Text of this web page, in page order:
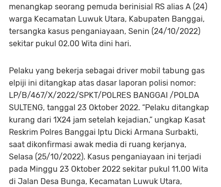
menangkap seorang pemuda berinisial RS alias A (24)
warga Kecamatan Luwuk Utara, Kabupaten Banggai,
tersangka kasus penganiayaan, Senin (24/10/2022)
sekitar pukul 02.00 Wita dini hari.
Pelaku yang bekerja sebagai driver mobil tabung gas
elpiji ini ditangkap atas dasar laporan polisi nomor:
LP/B/467/X/2022/SPKT/POLRES BANGGAI /POLDA
SULTENG, tanggal 23 Oktober 2022. “Pelaku ditangkap
kurang dari 1X24 jam setelah kejadian,” ungkap Kasat
Reskrim Polres Banggai Iptu Dicki Armana Surbakti,
saat dikonfirmasi awak media di ruang kerjanya,
Selasa (25/10/2022). Kasus penganiayaan ini terjadi
pada Minggu 23 Oktober 2022 sekitar pukul 11.00 Wita
di Jalan Desa Bunga, Kecamatan Luwuk Utara,